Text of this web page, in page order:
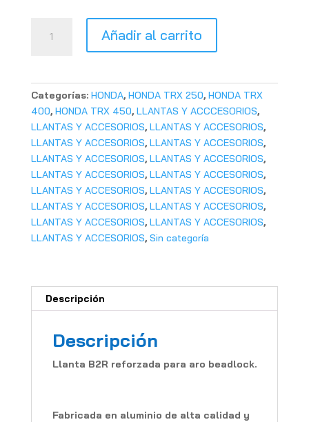
Añadir al carrito
Categorías: HONDA, HONDA TRX 250, HONDA TRX
400, HONDA TRX 450, LLANTAS Y ACCCESORIOS,
LLANTAS Y ACCESORIOS, LLANTAS Y ACCESORIOS,
LLANTAS Y ACCESORIOS, LLANTAS Y ACCESORIOS,
LLANTAS Y ACCESORIOS, LLANTAS Y ACCESORIOS,
LLANTAS Y ACCESORIOS, LLANTAS Y ACCESORIOS,
LLANTAS Y ACCESORIOS, LLANTAS Y ACCESORIOS,
LLANTAS Y ACCESORIOS, LLANTAS Y ACCESORIOS,
LLANTAS Y ACCESORIOS, LLANTAS Y ACCESORIOS,
LLANTAS Y ACCESORIOS, Sin categoría
Descripción
Descripción
Llanta B2R reforzada para aro beadlock.
Fabricada en aluminio de alta calidad y